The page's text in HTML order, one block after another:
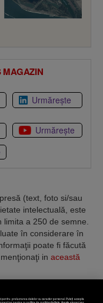
MAGAZIN
Urmărește
Urmărește
(text, foto si/sau
intelectuală, este
a 250 de semne.
în considerare în
poate fi făcută
in această
pentru prelucrarea datelor cu caracter personal. Puteți accepta
pe pagina cu politica de confidențialitate. Aceste alegeri vor